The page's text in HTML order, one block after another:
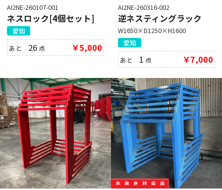
AI2NE-260107-001
ネスロック[4個セット]
愛知
あと 26 点 ￥5,000
AI2NE-260316-002
逆ネスティングラック
W1650×D1250×H1600
愛知
あと 1 点 ￥7,000